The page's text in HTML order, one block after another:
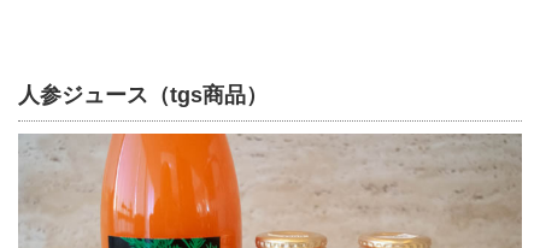
人参ジュース（tgs商品）